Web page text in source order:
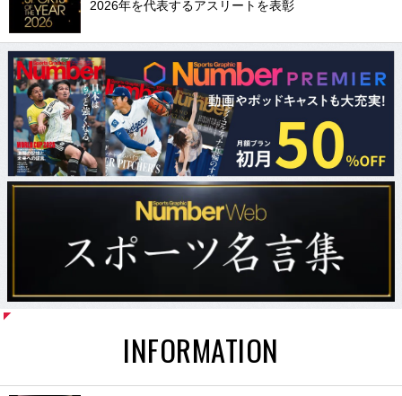
2026年を代表するアスリートを表彰
INFORMATION